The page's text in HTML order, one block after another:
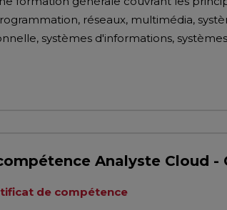
réseaux, multimédia,
systèmes d'informations,
Analyste Cloud -
de compétence